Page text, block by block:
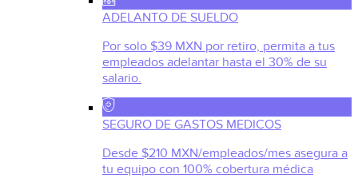
ADELANTO DE SUELDO
Por solo $39 MXN por retiro, permita a tus
empleados adelantar hasta el 30% de su
salario.
SEGURO DE GASTOS MEDICOS
Desde $210 MXN/empleados/mes asegura a
tu equipo con 100% cobertura médica